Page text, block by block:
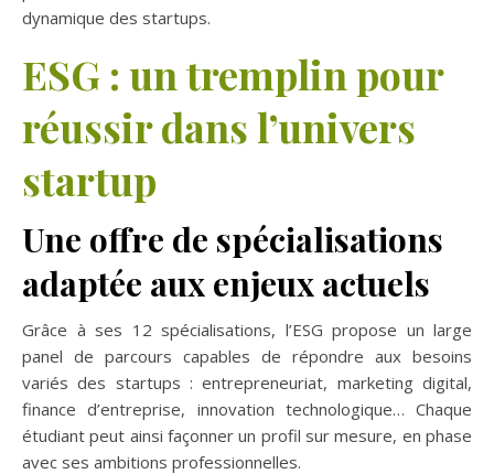
dynamique des startups.
ESG : un tremplin pour
réussir dans l’univers
startup
Une offre de spécialisations
adaptée aux enjeux actuels
Grâce à ses 12 spécialisations, l’ESG propose un large
panel de parcours capables de répondre aux besoins
variés des startups : entrepreneuriat, marketing digital,
finance d’entreprise, innovation technologique… Chaque
étudiant peut ainsi façonner un profil sur mesure, en phase
avec ses ambitions professionnelles.